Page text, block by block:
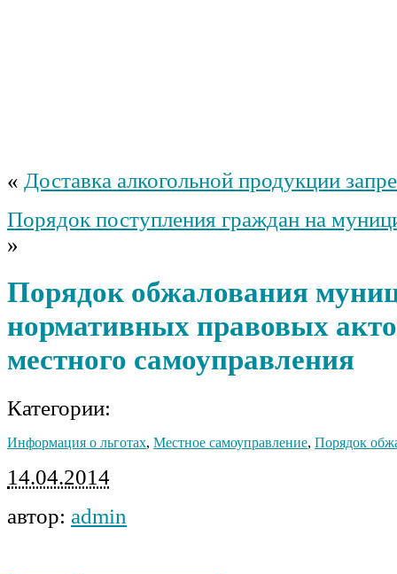
« Доставка алкогольной продукции
Порядок поступления граждан на
»
Порядок обжалования
нормативных правовых
местного самоуправления
Категории:
Информация о льготах, Местное самоуправление, Порядок
14.04.2014
автор: admin